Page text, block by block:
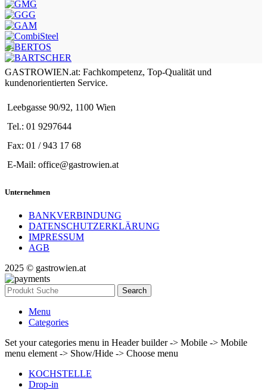
GASTROWIEN.at: Fachkompetenz, Top-Qualität und
kundenorientierten Service.
Leebgasse 90/92, 1100 Wien
Tel.: 01 9297644
Fax: 01 / 943 17 68
E-Mail: office@gastrowien.at
Unternehmen
BANKVERBINDUNG
DATENSCHUTZERKLÄRUNG
IMPRESSUM
AGB
2025 © gastrowien.at
Search
Menu
Categories
Set your categories menu in Header builder -> Mobile -> Mobile
menu element -> Show/Hide -> Choose menu
KOCHSTELLE
Drop-in